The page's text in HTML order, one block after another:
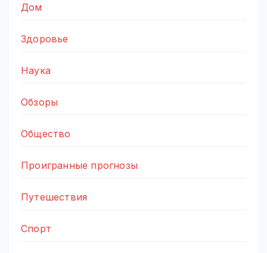
Дом
Здоровье
Наука
Обзоры
Общество
Проигранные прогнозы
Путешествия
Спорт